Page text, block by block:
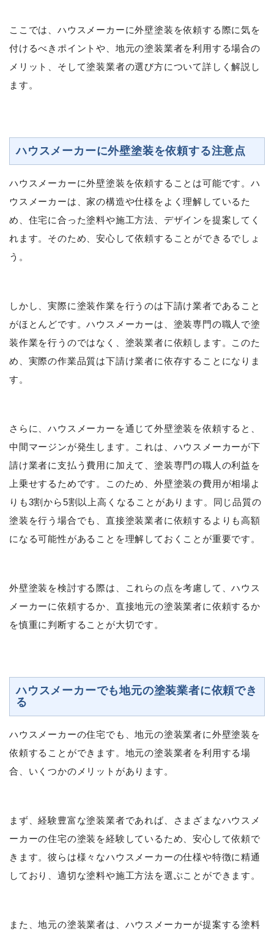
ここでは、ハウスメーカーに外壁塗装を依頼する際に気を
付けるべきポイントや、地元の塗装業者を利用する場合の
メリット、そして塗装業者の選び方について詳しく解説し
ます。
ハウスメーカーに外壁塗装を依頼する注意点
ハウスメーカーに外壁塗装を依頼することは可能です。ハ
ウスメーカーは、家の構造や仕様をよく理解しているた
め、住宅に合った塗料や施工方法、デザインを提案してく
れます。そのため、安心して依頼することができるでしょ
う。
しかし、実際に塗装作業を行うのは下請け業者であること
がほとんどです。ハウスメーカーは、塗装専門の職人で塗
装作業を行うのではなく、塗装業者に依頼します。このた
め、実際の作業品質は下請け業者に依存することになりま
す。
さらに、ハウスメーカーを通じて外壁塗装を依頼すると、
中間マージンが発生します。これは、ハウスメーカーが下
請け業者に支払う費用に加えて、塗装専門の職人の利益を
上乗せするためです。このため、外壁塗装の費用が相場よ
りも3割から5割以上高くなることがあります。同じ品質の
塗装を行う場合でも、直接塗装業者に依頼するよりも高額
になる可能性があることを理解しておくことが重要です。
外壁塗装を検討する際は、これらの点を考慮して、ハウス
メーカーに依頼するか、直接地元の塗装業者に依頼するか
を慎重に判断することが大切です。
ハウスメーカーでも地元の塗装業者に依頼でき
る
ハウスメーカーの住宅でも、地元の塗装業者に外壁塗装を
依頼することができます。地元の塗装業者を利用する場
合、いくつかのメリットがあります。
まず、経験豊富な塗装業者であれば、さまざまなハウスメ
ーカーの住宅の塗装を経験しているため、安心して依頼で
きます。彼らは様々なハウスメーカーの仕様や特徴に精通
しており、適切な塗料や施工方法を選ぶことができます。
また、地元の塗装業者は、ハウスメーカーが提案する塗料